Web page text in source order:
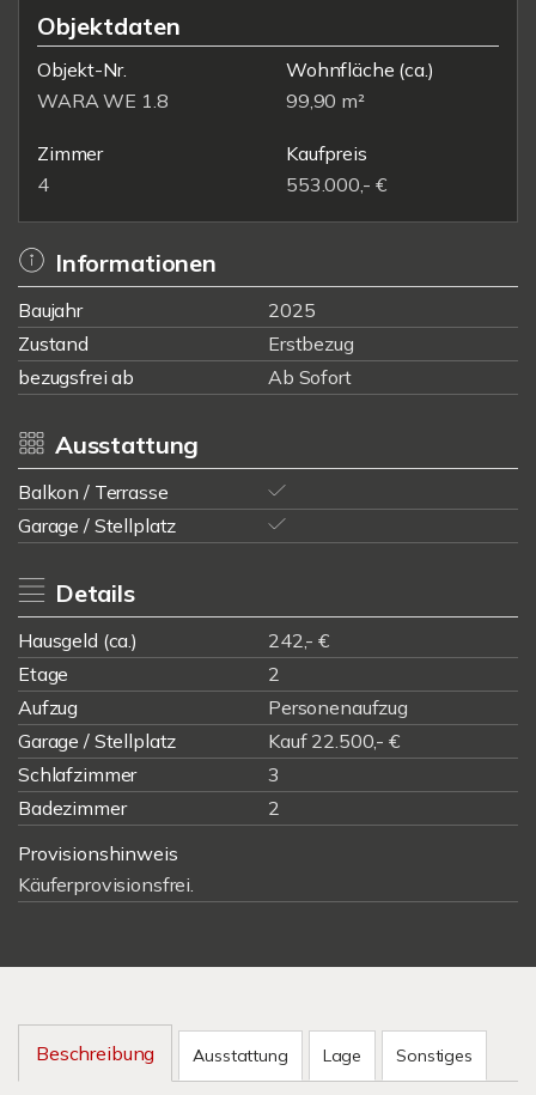
Objektdaten
Objekt-Nr.
WARA WE 1.8
Wohnfläche (ca.)
99,90 m²
Zimmer
4
Kaufpreis
553.000,- €
Informationen
Baujahr
2025
Zustand
Erstbezug
bezugsfrei ab
Ab Sofort
Ausstattung
Balkon / Terrasse
Garage / Stellplatz
Details
Hausgeld (ca.)
242,- €
Etage
2
Aufzug
Personenaufzug
Garage / Stellplatz
Kauf 22.500,- €
Schlafzimmer
3
Badezimmer
2
Provisionshinweis
Käuferprovisionsfrei.
Beschreibung Ausstattung Lage Sonstiges